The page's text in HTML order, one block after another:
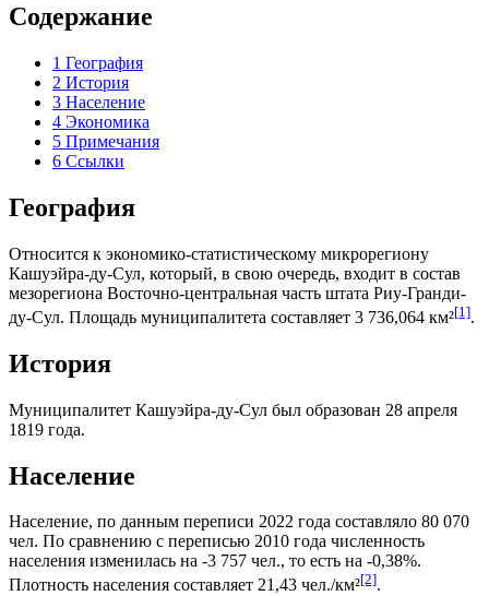
Содержание
1 География
2 История
3 Население
4 Экономика
5 Примечания
6 Ссылки
География
Относится к экономико-статистическому микрорегиону
Кашуэйра-ду-Сул, который, в свою очередь, входит в состав
мезорегиона Восточно-центральная часть штата Риу-Гранди-
ду-Сул. Площадь муниципалитета составляет 3 736,064 км²[1].
История
Муниципалитет Кашуэйра-ду-Сул был образован 28 апреля
1819 года.
Население
Население, по данным переписи 2022 года составляло 80 070
чел. По сравнению с переписью 2010 года численность
населения изменилась на -3 757 чел., то есть на -0,38%.
Плотность населения составляет 21,43 чел./км²[2].